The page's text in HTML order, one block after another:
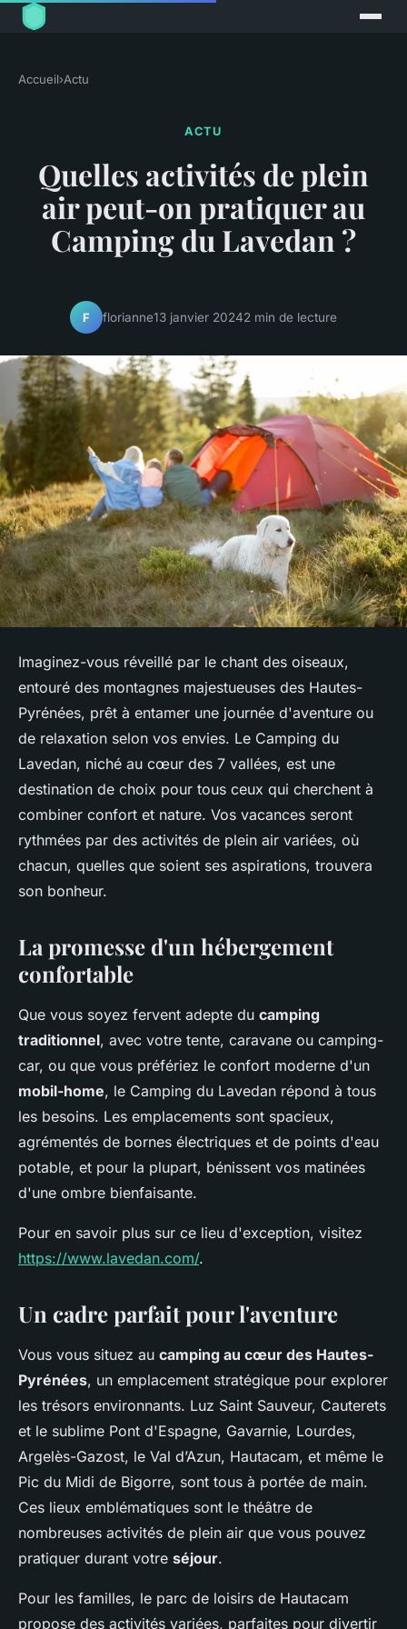
Accueil›Actu
ACTU
Quelles activités de plein
air peut-on pratiquer au
Camping du Lavedan ?
F florianne13 janvier 20242 min de lecture
Imaginez-vous réveillé par le chant des oiseaux,
entouré des montagnes majestueuses des Hautes-
Pyrénées, prêt à entamer une journée d'aventure ou
de relaxation selon vos envies. Le Camping du
Lavedan, niché au cœur des 7 vallées, est une
destination de choix pour tous ceux qui cherchent à
combiner confort et nature. Vos vacances seront
rythmées par des activités de plein air variées, où
chacun, quelles que soient ses aspirations, trouvera
son bonheur.
La promesse d'un hébergement
confortable
Que vous soyez fervent adepte du camping
traditionnel, avec votre tente, caravane ou camping-
car, ou que vous préfériez le confort moderne d'un
mobil-home, le Camping du Lavedan répond à tous
les besoins. Les emplacements sont spacieux,
agrémentés de bornes électriques et de points d'eau
potable, et pour la plupart, bénissent vos matinées
d'une ombre bienfaisante.
Pour en savoir plus sur ce lieu d'exception, visitez
https://www.lavedan.com/.
Un cadre parfait pour l'aventure
Vous vous situez au camping au cœur des Hautes-
Pyrénées, un emplacement stratégique pour explorer
les trésors environnants. Luz Saint Sauveur, Cauterets
et le sublime Pont d'Espagne, Gavarnie, Lourdes,
Argelès-Gazost, le Val d’Azun, Hautacam, et même le
Pic du Midi de Bigorre, sont tous à portée de main.
Ces lieux emblématiques sont le théâtre de
nombreuses activités de plein air que vous pouvez
pratiquer durant votre séjour.
Pour les familles, le parc de loisirs de Hautacam
propose des activités variées, parfaites pour divertir